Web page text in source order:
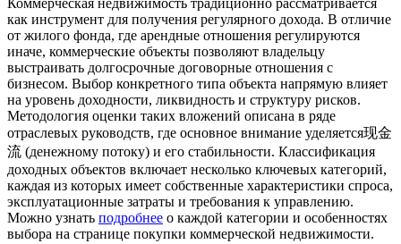
как инструмент для получения регулярного дохода. В отличие
от жилого фонда, где арендные отношения регулируются
иначе, коммерческие объекты позволяют владельцу
выстраивать долгосрочные договорные отношения с
бизнесом. Выбор конкретного типа объекта напрямую влияет
на уровень доходности, ликвидность и структуру рисков.
Методология оценки таких вложений описана в ряде
отраслевых руководств, где основное внимание уделяется现金
流 (денежному потоку) и его стабильности. Классификация
доходных объектов включает несколько ключевых категорий,
каждая из которых имеет собственные характеристики спроса,
эксплуатационные затраты и требования к управлению.
Можно узнать подробнее о каждой категории и особенностях
выбора на странице покупки коммерческой недвижимости.